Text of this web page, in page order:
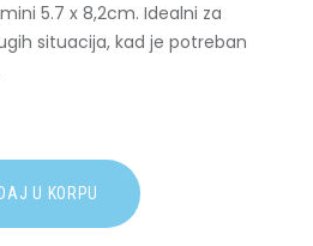
5.7 x 8,2cm. Idealni za
situacija, kad je potreban
U KORPU